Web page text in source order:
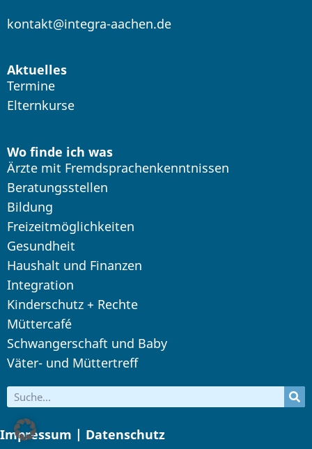
kontakt@integra-aachen.de
Aktuelles
Termine
Elternkurse
Wo finde ich was
Ärzte mit Fremdsprachenkenntnissen
Beratungsstellen
Bildung
Freizeitmöglichkeiten
Gesundheit
Haushalt und Finanzen
Integration
Kinderschutz + Rechte
Müttercafé
Schwangerschaft und Baby
Väter- und Müttertreff
Impressum | Datenschutz